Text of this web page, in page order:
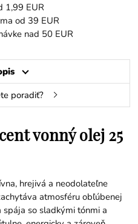
1,99 EUR
od 39 EUR
nad 50 EUR
poradiť?
vonný olej 25
hrejivá a neodolateľne
atmosféru obľúbenej
spája so sladkými tónmi a